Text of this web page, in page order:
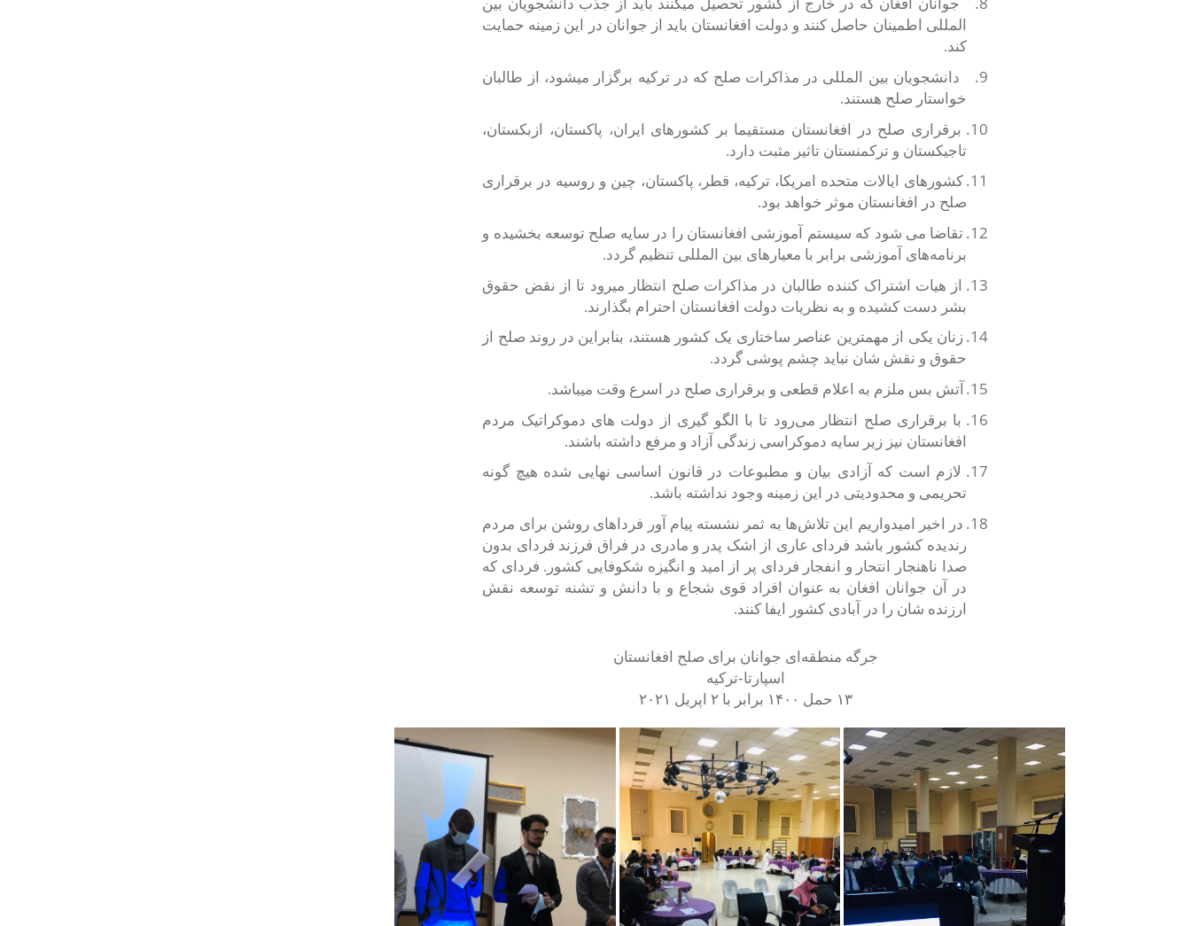
جوانان افغان که در خارج از کشور تحصیل میکنند باید از جذب دانشجویان بین
المللی اطمینان حاصل کنند و دولت افغانستان باید از جوانان در این زمینه حمایت
کند.
9.
دانشجویان بین المللی در مذاکرات صلح که در ترکیه برگزار میشود، از طالبان
خواستار صلح هستند.
10.
برقراری صلح در افغانستان مستقیما بر کشورهای ایران، پاکستان، ازبکستان،
تاجیکستان و ترکمنستان تاثیر مثبت دارد.
11. کشورهای ایالات متحده امریکا، ترکیه، قطر، پاکستان، چین و روسیه در برقراری
صلح در افغانستان موثر خواهد بود.
12. تقاضا می شود که سیستم آموزشی افغانستان را در سایه صلح توسعه بخشیده و
برنامه‌های آموزشی برابر با معیارهای بین المللی تنظیم گردد.
13.
از هیات اشتراک کننده طالبان در مذاکرات صلح انتظار میرود تا از نقض حقوق
بشر دست کشیده و به نظریات دولت افغانستان احترام بگذارند.
14. زنان یکی از مهمترین عناصر ساختاری یک کشور هستند، بنابراین در روند صلح از
حقوق و نقش شان نباید چشم پوشی گردد.
15. آتش بس ملزم به اعلام قطعی و برقراری صلح در اسرع وقت میباشد.
16.
با برقراری صلح انتظار می‌رود تا با الگو گیری از دولت های دموکراتیک مردم
افغانستان نیز زیر سایه دموکراسی زندگی آزاد و مرفع داشته باشند.
17.
لازم است که آزادی بیان و مطبوعات در قانون اساسی نهایی شده هیچ گونه
تحریمی و محدودیتی در این زمینه وجود نداشته باشد.
18. در اخیر امیدواریم این تلاش‌ها به ثمر نشسته پیام آور فرداهای روشن برای مردم
رندیده کشور باشد فردای عاری از اشک پدر و مادری در فراق فرزند فردای بدون
صدا ناهنجار انتحار و انفجار فردای پر از امید و انگیزه شکوفایی کشور. فردای که
در آن جوانان افغان به عنوان افراد قوی شجاع و با دانش و تشنه توسعه نقش
ارزنده شان را در آبادی کشور ایفا کنند.
جرگه منطقه‌ای جوانان برای صلح افغانستان
اسپارتا-ترکیه
۱۳ حمل ۱۴۰۰ برابر با ۲ اپریل ۲۰۲۱